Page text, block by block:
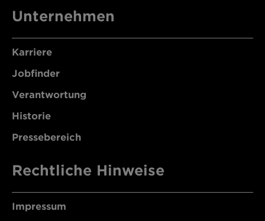
Unternehmen
Karriere
Jobfinder
Verantwortung
Historie
Pressebereich
Rechtliche Hinweise
Impressum